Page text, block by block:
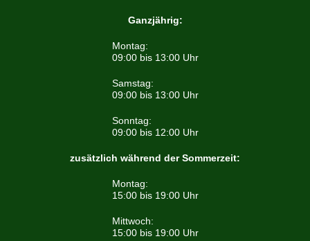
Ganzjährig:
Montag:
09:00 bis 13:00 Uhr
Samstag:
09:00 bis 13:00 Uhr
Sonntag:
09:00 bis 12:00 Uhr
zusätzlich während der Sommerzeit:
Montag:
15:00 bis 19:00 Uhr
Mittwoch:
15:00 bis 19:00 Uhr